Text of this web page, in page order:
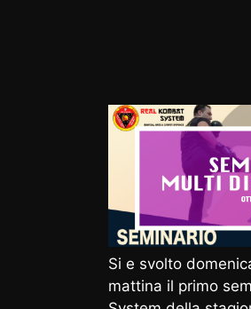
Si e svolto
mattina il primo